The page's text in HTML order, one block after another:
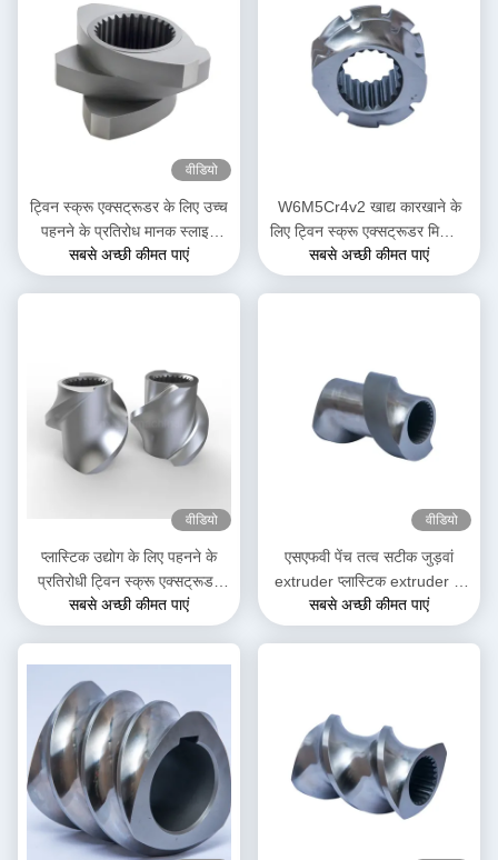
वीडियो
ट्विन स्क्रू एक्सट्रूडर के लिए उच्च
पहनने के प्रतिरोध मानक स्लाइन
घुमावदार ब्लॉक
सबसे अच्छी कीमत पाएं
W6M5Cr4v2 खाद्य कारखाने के
लिए ट्विन स्क्रू एक्सट्रूडर मिक्सिंग
स्क्रू एलिमेंट
सबसे अच्छी कीमत पाएं
वीडियो
प्लास्टिक उद्योग के लिए पहनने के
प्रतिरोधी ट्विन स्क्रू एक्सट्रूडर
SK स्क्रू तत्व
सबसे अच्छी कीमत पाएं
वीडियो
एसएफवी पेंच तत्व सटीक जुड़वां
extruder प्लास्टिक extruder के
लिए पेंच तत्व
सबसे अच्छी कीमत पाएं